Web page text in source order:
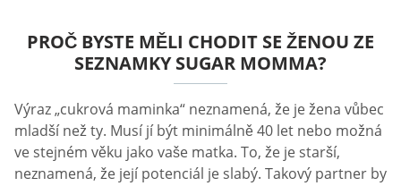
PROČ BYSTE MĚLI CHODIT SE ŽENOU ZE
SEZNAMKY SUGAR MOMMA?
Výraz „cukrová maminka“ neznamená, že je žena vůbec
mladší než ty. Musí jí být minimálně 40 let nebo možná
ve stejném věku jako vaše matka. To, že je starší,
neznamená, že její potenciál je slabý. Takový partner by